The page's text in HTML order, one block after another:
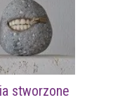
stworzone